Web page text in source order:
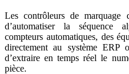
Les contrôleurs de marquage
d’automatiser la séquence
compteurs automatiques, des
directement au système
d’extraire en temps réel le
pièce.